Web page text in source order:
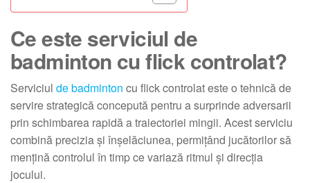
Ce este serviciul de
badminton cu flick controlat?
Serviciul de badminton cu flick controlat este o tehnică de
servire strategică concepută pentru a surprinde adversarii
prin schimbarea rapidă a traiectoriei mingii. Acest serviciu
combină precizia și înșelăciunea, permițând jucătorilor să
mențină controlul în timp ce variază ritmul și direcția
jocului.